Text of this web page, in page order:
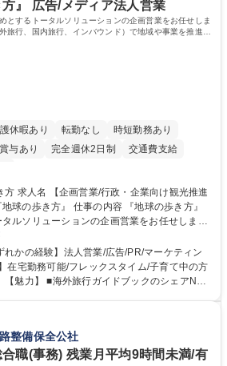
』 広告/メディア法人営業
とするトータルソリューションの企画営業をお任せしま
旅行、国内旅行、インバウンド）で地域や事業を推進し
休暇あり 転勤なし
時短勤務あり
賞与あり 完全週休2日制
交通費支給
光推進
の内容 『地球の歩き方』
ルソリューションの企画営業をお任せしま
海外旅行、国内旅行、インバウンド）で地域
す。 【業務詳細】■『地球の歩
クのNo.1ブランドであり、国内旅行において
進支援においても、業界を牽引する意欲的な
ランドに成長しております■旅が業務であ
境です 募集職種 【企画営業/行
】旅行ガイドブック『地球の歩き方』
れかの経験】法人営業/広告/PR/マーケティン
在宅勤務可能/フレックスタイム/子育て中の方
してどう取り組むか、共に形を作るコアメン
語学力： 資
整備保全公社
合職(事務) 残業月平均9時間未満/有